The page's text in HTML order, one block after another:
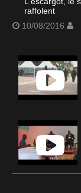
raffolent
10/08/2016